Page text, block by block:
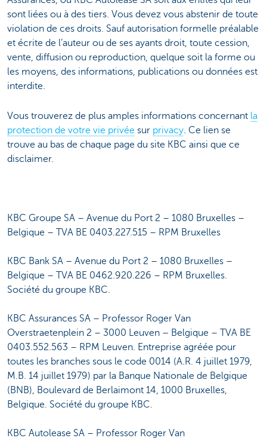
sont liées ou à des tiers. Vous devez vous abstenir de toute
violation de ces droits. Sauf autorisation formelle préalable
et écrite de l’auteur ou de ses ayants droit, toute cession,
vente, diffusion ou reproduction, quelque soit la forme ou
les moyens, des informations, publications ou données est
interdite.
Vous trouverez de plus amples informations concernant la
protection de votre vie privée sur privacy. Ce lien se
trouve au bas de chaque page du site KBC ainsi que ce
disclaimer.
KBC Groupe SA – Avenue du Port 2 – 1080 Bruxelles –
Belgique – TVA BE 0403.227.515 – RPM Bruxelles
KBC Bank SA – Avenue du Port 2 – 1080 Bruxelles –
Belgique – TVA BE 0462.920.226 – RPM Bruxelles.
Société du groupe KBC.
KBC Assurances SA – Professor Roger Van
Overstraetenplein 2 – 3000 Leuven – Belgique – TVA BE
0403.552.563 – RPM Leuven. Entreprise agréée pour
toutes les branches sous le code 0014 (A.R. 4 juillet 1979,
M.B. 14 juillet 1979) par la Banque Nationale de Belgique
(BNB), Boulevard de Berlaimont 14, 1000 Bruxelles,
Belgique. Société du groupe KBC.
KBC Autolease SA – Professor Roger Van